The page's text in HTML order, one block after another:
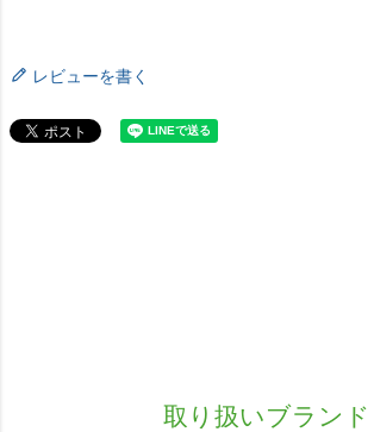
レビューを書く
取り扱いブランド